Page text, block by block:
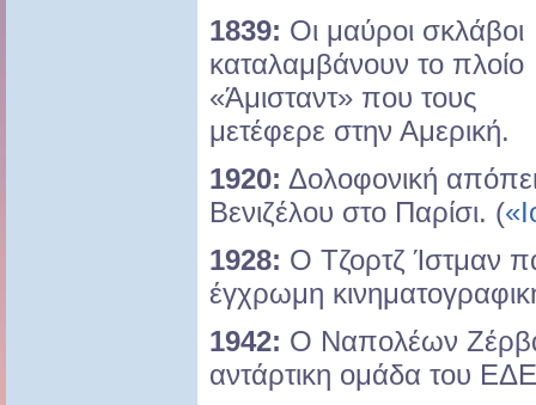
1839: Οι μαύροι σκλάβοι
καταλαμβάνουν το πλοίο
«Άμισταντ» που τους
μετέφερε στην Αμερική.
1920: Δολοφονική
Βενιζέλου στο Παρίσι. (
1928: Ο Τζορτζ Ίστμαν
έγχρωμη
1942: Ο Ναπολέων
αντάρτικη ομάδα του